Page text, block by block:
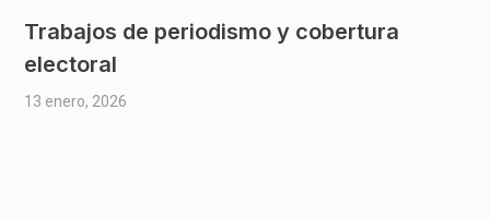
Trabajos de periodismo y cobertura
electoral
13 enero, 2026